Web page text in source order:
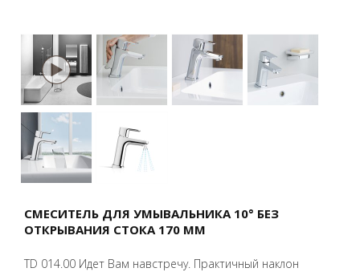
СМЕСИТЕЛЬ ДЛЯ УМЫВАЛЬНИКА 10° БЕЗ
ОТКРЫВАНИЯ СТОКА 170 ММ
TD 014.00 Идет Вам навстречу. Практичный наклон